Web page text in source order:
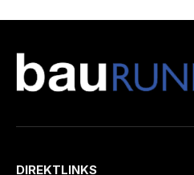
DIREKTLINKS